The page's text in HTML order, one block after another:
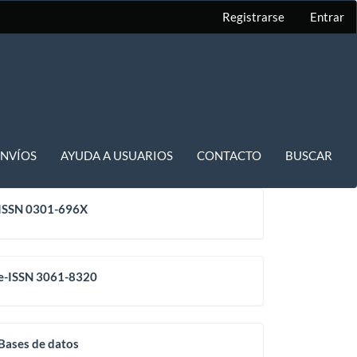
Registrarse Entrar
AYUDA A USUARIOS CONTACTO BUSCAR
0301-696X
ISSN 3061-8320
de datos